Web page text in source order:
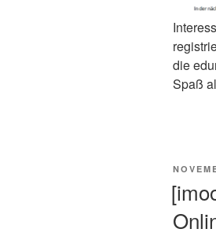
die
Spaß